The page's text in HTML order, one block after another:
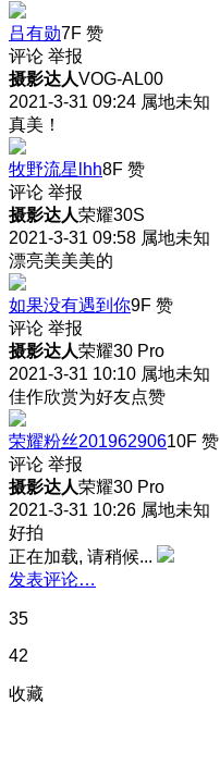
吕有勋7F 赞
评论 举报
摄影达人VOG-AL00
2021-3-31 09:24 属地未知
真美！
牧野流星lhh8F 赞
评论 举报
摄影达人荣耀30S
2021-3-31 09:58 属地未知
漂亮美美美的
如果没有遇到你9F 赞
评论 举报
摄影达人荣耀30 Pro
2021-3-31 10:10 属地未知
佳作欣赏为好友点赞
荣耀粉丝20196290610F 赞
评论 举报
摄影达人荣耀30 Pro
2021-3-31 10:26 属地未知
好拍
正在加载, 请稍候...
发表评论…
35
42
收藏